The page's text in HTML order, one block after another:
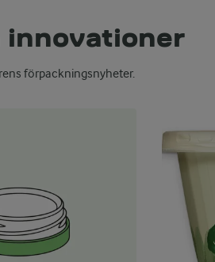
innovationer
förpackningsnyheter.